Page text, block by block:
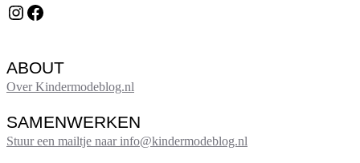
Instagram Facebook
ABOUT
Over Kindermodeblog.nl
SAMENWERKEN
Stuur een mailtje naar info@kindermodeblog.nl